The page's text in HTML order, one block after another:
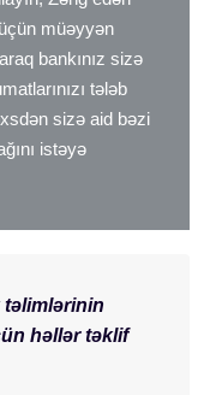
müəyyən
bankınız sizə
tələb
sizə aid bəzi
istəyə
təlimlərinin
həllər təklif